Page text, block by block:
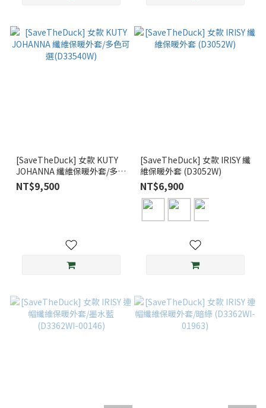
[SaveTheDuck] 女款 KUTY
JOHANNA 纖維保暖外套/多色
可選(D33540W)
NT$9,500
[SaveTheDuck] 女款 IRISY 纖
維保暖外套 (D3052W)
NT$6,900